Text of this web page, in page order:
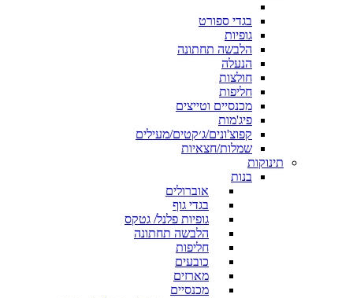
בגדי ספורט
גופיות
הלבשה תחתונה
הנעלה
חולצות
חליפות
מכנסיים וטייצים
פיג'מות
קפוצ'ונים/ג׳קטים/מעילים
שמלות/חצאיות
תינוקות
בנות
אוברולים
בגדי גוף
גופיות פלנל/ גטקס
הלבשה תחתונה
חליפות
כובעים
מארזים
מכנסיים